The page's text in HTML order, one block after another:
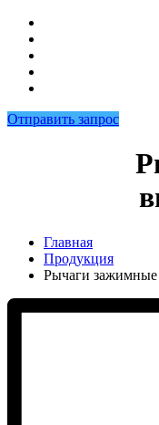
Отправить запрос
Главная
Продукция
Рычаги зажимные